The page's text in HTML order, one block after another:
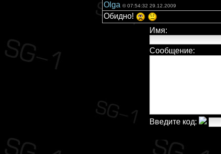
Olga © 07:54:32 29.12.2009
Обидно!
Имя:
Сообщение:
Введите код: